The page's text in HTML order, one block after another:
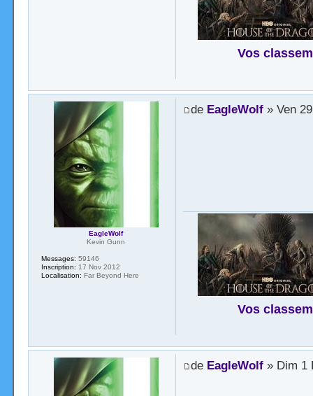
Vos
de EagleWolf» Ven
Vos
EagleWolf
Kevin Gunn
Messages: 59146
Inscription: 17 Nov 2012
Localisation: Far Beyond Here
de EagleWolf» Dim 1